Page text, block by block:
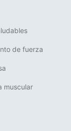
de fuerza
muscular